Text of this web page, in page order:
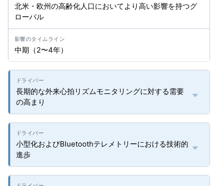
北米・欧州の高齢化人口においてより高い影響を持つグ
ローバル
中期（2〜4年）
長期的な外来心拍リズムモニタリングに対する需要
の高まり
小型化およびBluetoothテレメトリーにおける技術的
進歩